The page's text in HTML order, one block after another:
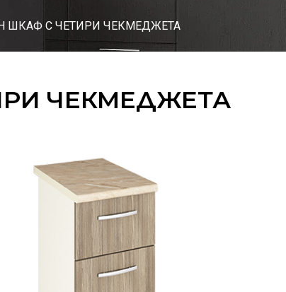
ШКАФ С ЧЕТИРИ ЧЕКМЕДЖЕТА
ЧЕКМЕДЖЕТА